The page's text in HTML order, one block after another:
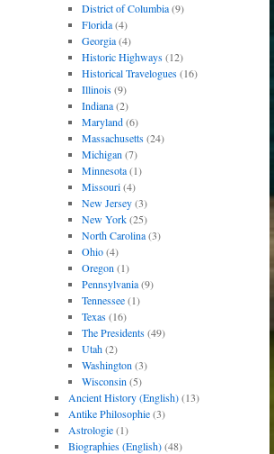
District of Columbia(9)
Florida(4)
Georgia(4)
Historic Highways(12)
Historical Travelogues(16)
Illinois(9)
Indiana(2)
Maryland(6)
Massachusetts(24)
Michigan (7)
Minnesota(1)
Missouri(4)
New Jersey(3)
New York(25)
North Carolina(3)
Ohio(4)
Oregon (1)
Pennsylvania(9)
Tennessee(1)
Texas(16)
The Presidents(49)
Utah(2)
Washington (3)
Wisconsin (5)
Ancient History (English)(13)
Antike Philosophie(3)
Astrologie(1)
Biographies (English)(48)